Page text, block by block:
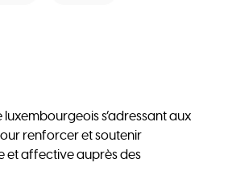
s’adressant aux
renforcer et soutenir
et affective auprès des